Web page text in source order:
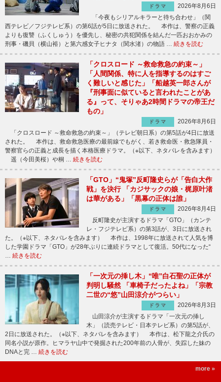
ドラマ
2026年8月6日
「今夜もシリアルキラーと待ち合わせ」（関
西テレビ／フジテレビ系）の第6話が5日に放送された。 本作は、警察の正義
よりも復讐（ふくしゅう）を優先し、秘密の共犯関係を結んだ一匹おおかみの
刑事・磯貝（横山裕）と第六感女子ヒナタ（関水渚）の物語 … 続きを読む
「クロスロード ～救命救急の約束～」
「人間関係、特に人を指導するのはすご
く難しいと感じた」「船越英一郎さんが
『刑事面に似ていると言われたことがあ
る』って、そりゃあ2時間ドラマの帝王だ
もの」
ドラマ
2026年8月6日
「クロスロード ～救命救急の約束～」（テレビ朝日系）の第5話が4日に放送
された。 本作は、救命救急医療の最前線でもがく、若き救命医・救急隊員・
警察官らの正義と成長を描く本格医療ドラマ。（※以下、ネタバレを含みます）
遥（今田美桜）や桐 … 続きを読む
「GTO」“鬼塚”反町隆史らが「告白大作
戦」を決行 「カジサックの娘・梶原叶渚
は華がある」「黒幕の正体は誰」
ドラマ
2026年8月4日
反町隆史が主演するドラマ「GTO」（カンテ
レ・フジテレビ系）の第3話が、3日に放送され
た。（※以下、ネタバレを含みます） 本作は、1998年に放送されて人気を博
した学園ドラマ「GTO」が28年ぶりに連続ドラマとして復活。50代になった“
… 続きを読む
「一次元の挿し木」“唯”白石聖の正体が
判明し騒然 「車椅子だったよね」「宗教
二世の“悠”山田涼介がつらい」
ドラマ
2026年8月3日
山田涼介が主演するドラマ「一次元の挿し
木」（読売テレビ・日本テレビ系）の第5話が、
2日に放送された。（※以下、ネタバレを含みます） 本作は、松下龍之介氏の
同名小説が原作。ヒマラヤ山中で発掘された200年前の人骨が、失踪した妹の
DNAと完 … 続きを読む
more »